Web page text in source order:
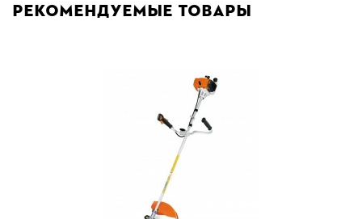
Рекомендуемые товары